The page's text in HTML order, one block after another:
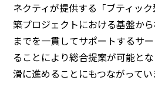
ネクティが提供する「ブティッ
築プロジェクトにおける基盤か
までを一貫してサポートするサ
ることにより総合提案が可能と
滑に進めることにもつながってい